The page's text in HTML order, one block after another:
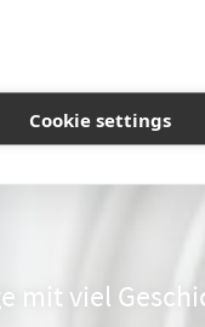
Cookie settings
viel